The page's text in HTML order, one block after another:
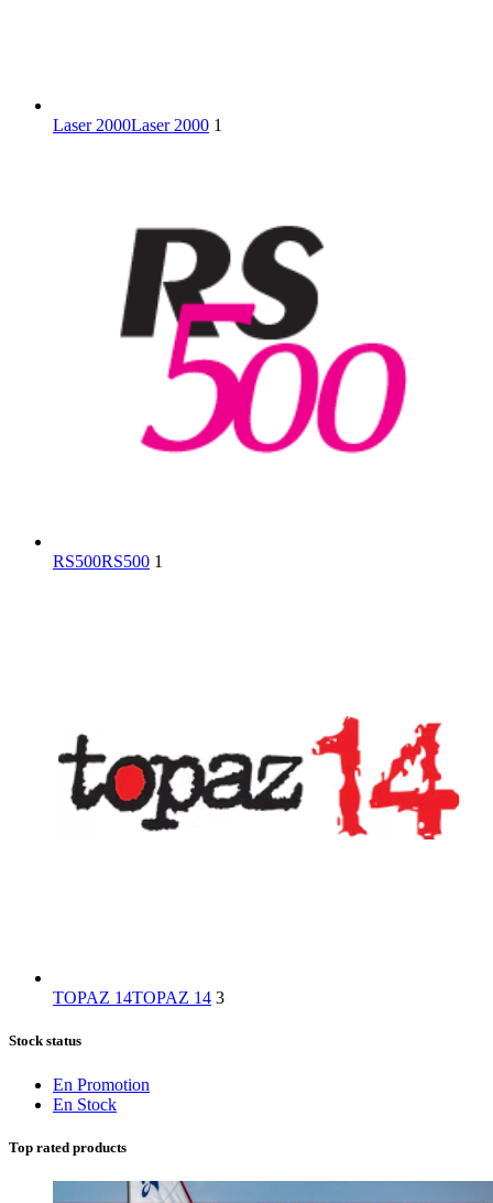
Laser 2000Laser 2000 1
RS500RS500 1
TOPAZ 14TOPAZ 14 3
Stock status
En Promotion
En Stock
Top rated products